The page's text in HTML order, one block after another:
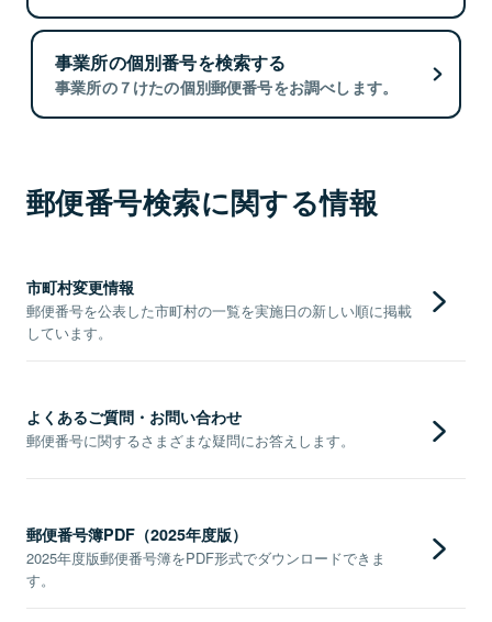
事業所の個別番号を検索する
事業所の７けたの個別郵便番号をお調べします。
郵便番号検索に関する情報
市町村変更情報
郵便番号を公表した市町村の一覧を実施日の新しい順に掲載
しています。
よくあるご質問・お問い合わせ
郵便番号に関するさまざまな疑問にお答えします。
郵便番号簿PDF（2025年度版）
2025年度版郵便番号簿をPDF形式でダウンロードできま
す。